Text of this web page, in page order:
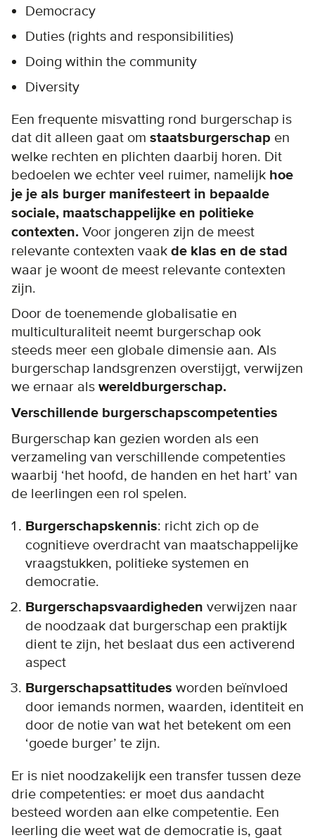
Democracy
Duties (rights and responsibilities)
Doing within the community
Diversity
Een frequente misvatting rond burgerschap is
dat dit alleen gaat om staatsburgerschap en
welke rechten en plichten daarbij horen. Dit
bedoelen we echter veel ruimer, namelijk hoe
je je als burger manifesteert in bepaalde
sociale, maatschappelijke en politieke
contexten. Voor jongeren zijn de meest
relevante contexten vaak de klas en de stad
waar je woont de meest relevante contexten
zijn.
Door de toenemende globalisatie en
multiculturaliteit neemt burgerschap ook
steeds meer een globale dimensie aan. Als
burgerschap landsgrenzen overstijgt, verwijzen
we ernaar als wereldburgerschap.
Verschillende burgerschapscompetenties
Burgerschap kan gezien worden als een
verzameling van verschillende competenties
waarbij ‘het hoofd, de handen en het hart’ van
de leerlingen een rol spelen.
Burgerschapskennis: richt zich op de
cognitieve overdracht van maatschappelijke
vraagstukken, politieke systemen en
democratie.
Burgerschapsvaardigheden verwijzen naar
de noodzaak dat burgerschap een praktijk
dient te zijn, het beslaat dus een activerend
aspect
Burgerschapsattitudes worden beïnvloed
door iemands normen, waarden, identiteit en
door de notie van wat het betekent om een ​​
‘goede burger’ te zijn.
Er is niet noodzakelijk een transfer tussen deze
drie competenties: er moet dus aandacht
besteed worden aan elke competentie. Een
leerling die weet wat de democratie is, gaat